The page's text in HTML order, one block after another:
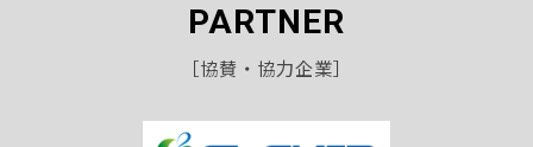
PARTNER
［協賛・協力企業］